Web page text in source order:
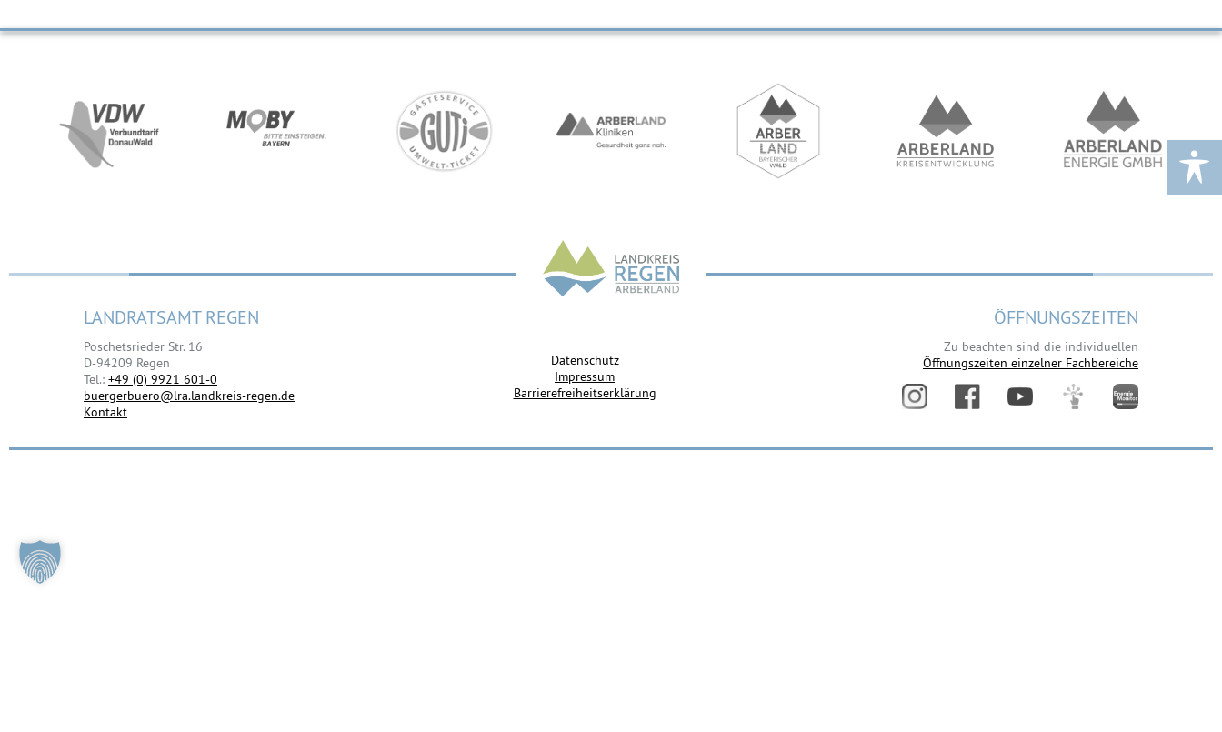
LANDRATSAMT REGEN
Poschetsrieder Str. 16
D-94209 Regen
Tel.: +49 (0) 9921 601-0
buergerbuero@lra.landkreis-regen.de
Kontakt
Datenschutz
Impressum
Barrierefreiheitserklärung
ÖFFNUNGSZEITEN
Zu beachten sind die individuellen
Öffnungszeiten einzelner Fachbereiche